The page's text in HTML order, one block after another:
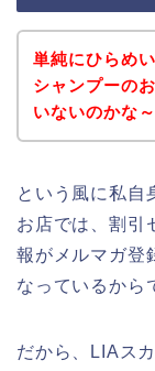
単純にひらめ
シャンプーの
いないのかな～
という風に私自
お店では、割引
報がメルマガ登
なっているから
だから、LIAス